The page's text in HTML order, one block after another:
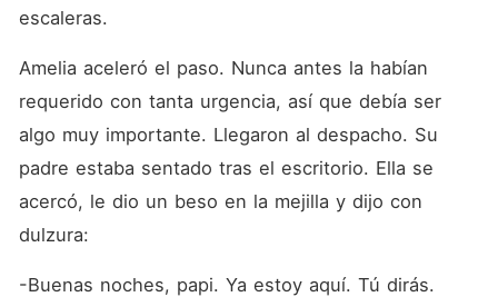
escaleras.
Amelia aceleró el paso. Nunca antes la habían
requerido con tanta urgencia, así que debía ser
algo muy importante. Llegaron al despacho. Su
padre estaba sentado tras el escritorio. Ella se
acercó, le dio un beso en la mejilla y dijo con
dulzura:
-Buenas noches, papi. Ya estoy aquí. Tú dirás.